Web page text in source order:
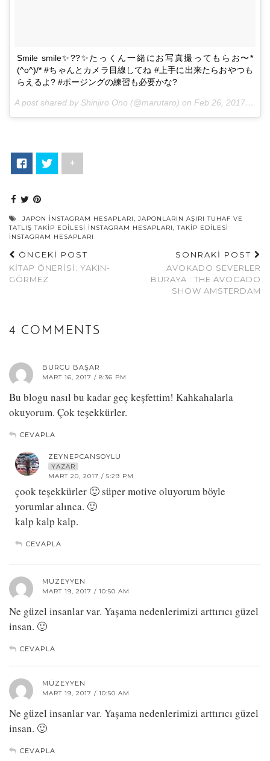
Smile smile✨??✨たっくん一緒にお写真撮ってもらお〜*
(^o^)/* #ちゃんとカメラ目線してね #上手に出来たらおやつも
らえるよ? #ポージングの練習も必要かな?
A post shared by Shinjiro Ono (@marutaro) on Feb 26, 2017 at 1:26am PST
+
JAPON INSTAGRAM HESAPLARI, JAPONLARIN AŞIRI TUHAF VE
TATLIŞ TAKIP EDILESI İNSTAGRAM HESAPLARI,TAKIP EDILESI
INSTAGRAM HESAPLARI
ÖNCEKİ POST
KITAP ÖNERISI: YAKIN-
GÖRMEZ
SONRAKİ POST
AVOKADO SEVERLER
BURAYA : THE AVOCADO
SHOW AMSTERDAM
4 COMMENTS
BURCU BAŞAR
MART 16, 2017 / 8:36 PM
Bu blogu nasıl bu kadar geç keşfettim! Kahkahalarla
okuyorum. Çok teşekkürler.
CEVAPLA
ZEYNEPCANSOYLU
YAZAR
MART 20, 2017 / 5:29 PM
çook teşekkürler 🙂 süper motive oluyorum böyle
yorumlar alınca. 🙂
kalp kalp kalp.
CEVAPLA
MÜZEYYEN
MART 19, 2017 / 10:50 AM
Ne güzel insanlar var. Yaşama nedenlerimizi arttırıcı güzel
insan. 🙂
CEVAPLA
MÜZEYYEN
MART 19, 2017 / 10:50 AM
Ne güzel insanlar var. Yaşama nedenlerimizi arttırıcı güzel
insan. 🙂
CEVAPLA